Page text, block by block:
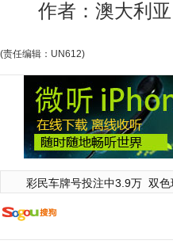
作者：澳大利亚
(责任编辑：UN612)
彩民车牌号投注中3.9万 双